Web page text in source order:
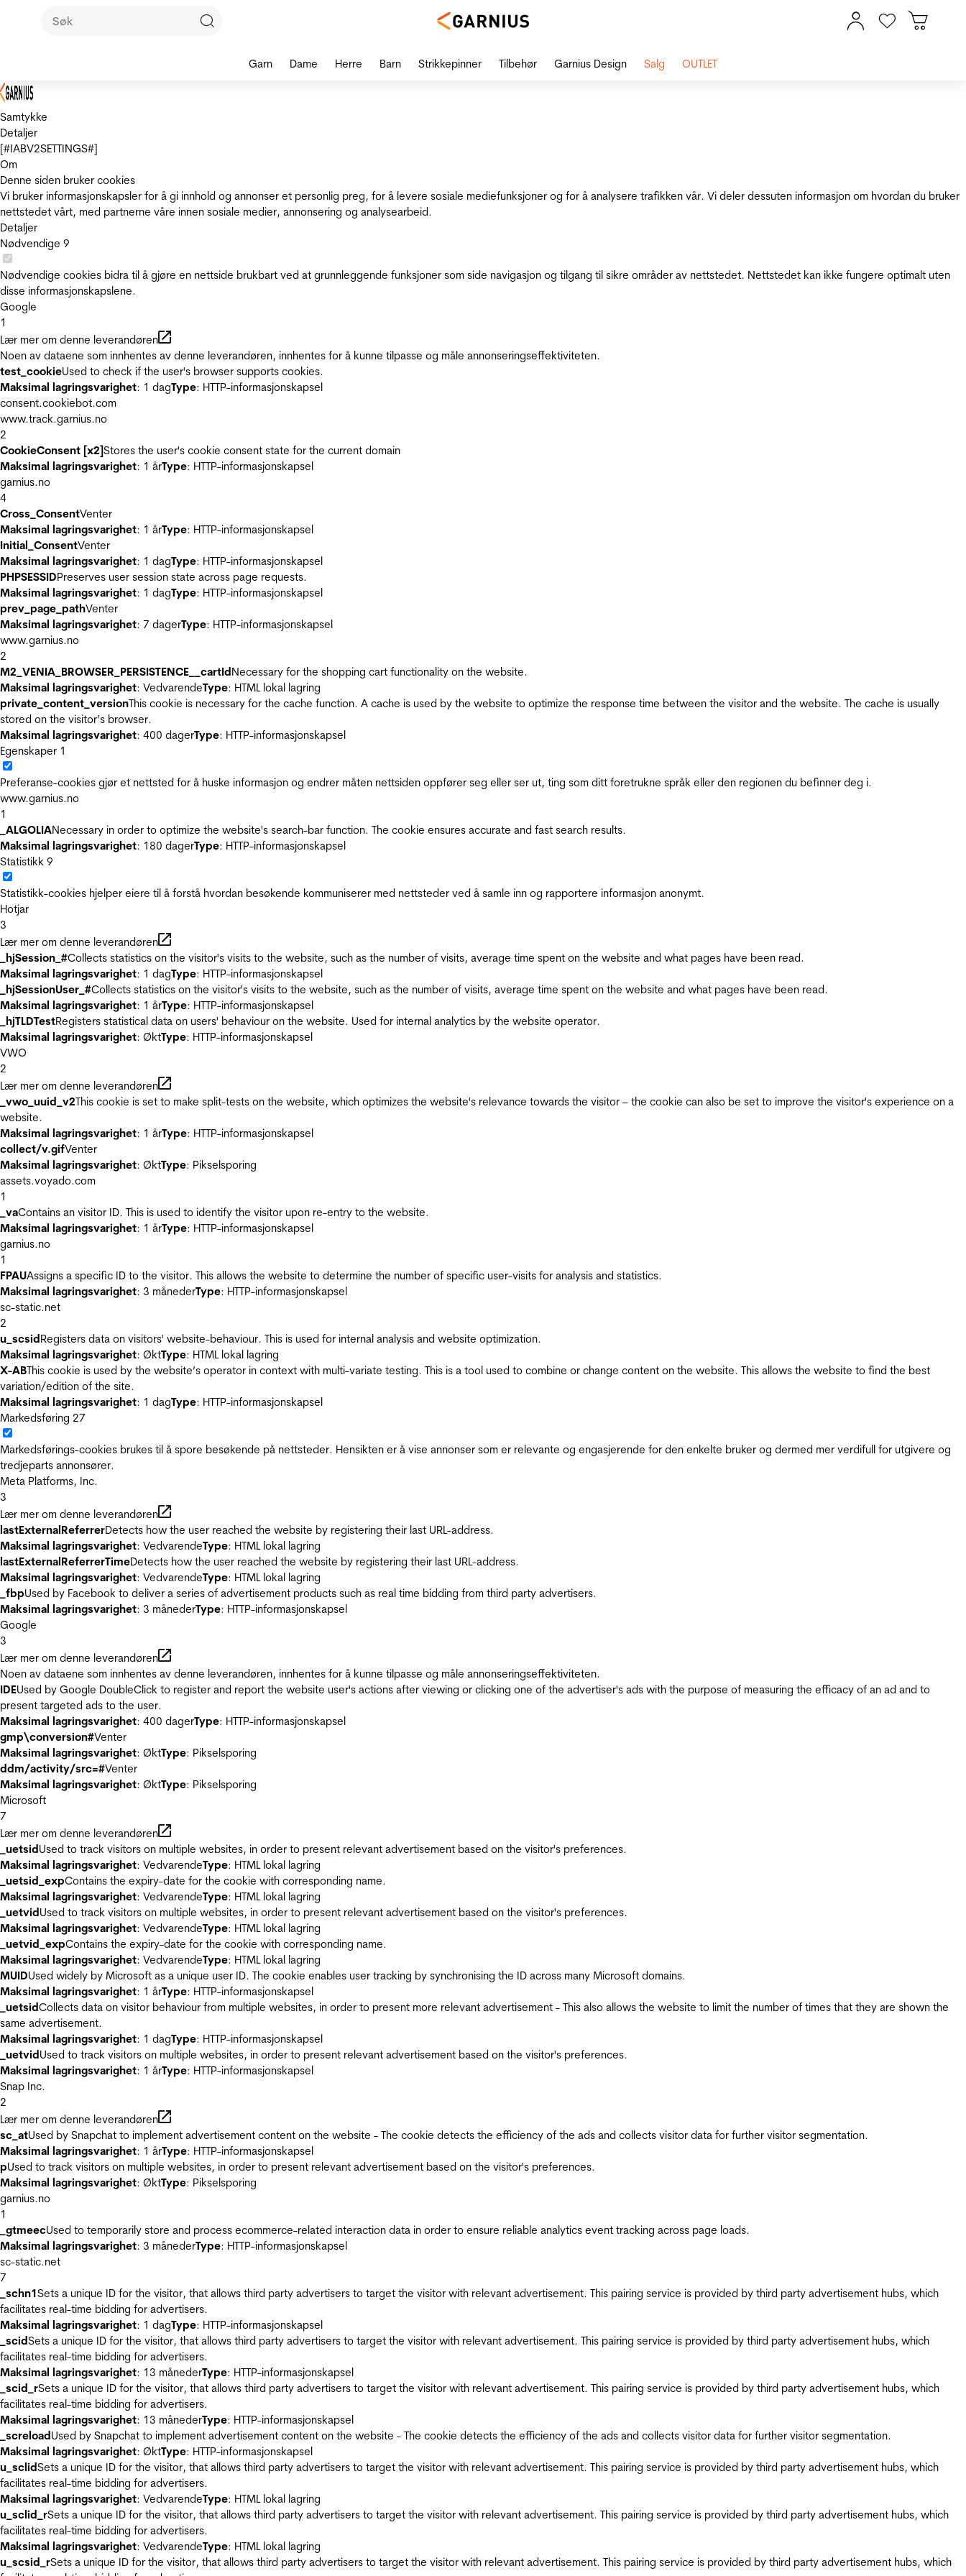
Samtykke
Detaljer
[#IABV2SETTINGS#]
Om
Denne siden bruker cookies
Vi bruker informasjonskapsler for å gi innhold og annonser et personlig preg, for å levere sosiale mediefunksjoner og for å analysere trafikken vår. Vi deler dessuten informasjon om hvordan du bruker
nettstedet vårt, med partnerne våre innen sosiale medier, annonsering og analysearbeid.
Detaljer
Nødvendige 9
Nødvendige cookies bidra til å gjøre en nettside brukbart ved at grunnleggende funksjoner som side navigasjon og tilgang til sikre områder av nettstedet. Nettstedet kan ikke fungere optimalt uten
disse informasjonskapslene.
Google
1
Lær mer om denne leverandøren
Noen av dataene som innhentes av denne leverandøren, innhentes for å kunne tilpasse og måle annonseringseffektiviteten.
test_cookieUsed to check if the user's browser supports cookies.
Maksimal lagringsvarighet: 1 dagType: HTTP-informasjonskapsel
consent.cookiebot.com
www.track.garnius.no
2
CookieConsent [x2]Stores the user's cookie consent state for the current domain
Maksimal lagringsvarighet: 1 årType: HTTP-informasjonskapsel
garnius.no
4
Cross_ConsentVenter
Maksimal lagringsvarighet: 1 årType: HTTP-informasjonskapsel
Initial_ConsentVenter
Maksimal lagringsvarighet: 1 dagType: HTTP-informasjonskapsel
PHPSESSIDPreserves user session state across page requests.
Maksimal lagringsvarighet: 1 dagType: HTTP-informasjonskapsel
prev_page_pathVenter
Maksimal lagringsvarighet: 7 dagerType: HTTP-informasjonskapsel
www.garnius.no
2
M2_VENIA_BROWSER_PERSISTENCE__cartIdNecessary for the shopping cart functionality on the website.
Maksimal lagringsvarighet: VedvarendeType: HTML lokal lagring
private_content_versionThis cookie is necessary for the cache function. A cache is used by the website to optimize the response time between the visitor and the website. The cache is usually
stored on the visitor’s browser.
Maksimal lagringsvarighet: 400 dagerType: HTTP-informasjonskapsel
Egenskaper 1
Preferanse-cookies gjør et nettsted for å huske informasjon og endrer måten nettsiden oppfører seg eller ser ut, ting som ditt foretrukne språk eller den regionen du befinner deg i.
www.garnius.no
1
_ALGOLIANecessary in order to optimize the website's search-bar function. The cookie ensures accurate and fast search results.
Maksimal lagringsvarighet: 180 dagerType: HTTP-informasjonskapsel
Statistikk 9
Statistikk-cookies hjelper eiere til å forstå hvordan besøkende kommuniserer med nettsteder ved å samle inn og rapportere informasjon anonymt.
Hotjar
3
Lær mer om denne leverandøren
_hjSession_#Collects statistics on the visitor's visits to the website, such as the number of visits, average time spent on the website and what pages have been read.
Maksimal lagringsvarighet: 1 dagType: HTTP-informasjonskapsel
_hjSessionUser_#Collects statistics on the visitor's visits to the website, such as the number of visits, average time spent on the website and what pages have been read.
Maksimal lagringsvarighet: 1 årType: HTTP-informasjonskapsel
_hjTLDTestRegisters statistical data on users' behaviour on the website. Used for internal analytics by the website operator.
Maksimal lagringsvarighet: ØktType: HTTP-informasjonskapsel
VWO
2
Lær mer om denne leverandøren
_vwo_uuid_v2This cookie is set to make split-tests on the website, which optimizes the website's relevance towards the visitor – the cookie can also be set to improve the visitor's experience on a
website.
Maksimal lagringsvarighet: 1 årType: HTTP-informasjonskapsel
collect/v.gifVenter
Maksimal lagringsvarighet: ØktType: Pikselsporing
assets.voyado.com
1
_vaContains an visitor ID. This is used to identify the visitor upon re-entry to the website.
Maksimal lagringsvarighet: 1 årType: HTTP-informasjonskapsel
garnius.no
1
FPAUAssigns a specific ID to the visitor. This allows the website to determine the number of specific user-visits for analysis and statistics.
Maksimal lagringsvarighet: 3 månederType: HTTP-informasjonskapsel
sc-static.net
2
u_scsidRegisters data on visitors' website-behaviour. This is used for internal analysis and website optimization.
Maksimal lagringsvarighet: ØktType: HTML lokal lagring
X-ABThis cookie is used by the website’s operator in context with multi-variate testing. This is a tool used to combine or change content on the website. This allows the website to find the best
variation/edition of the site.
Maksimal lagringsvarighet: 1 dagType: HTTP-informasjonskapsel
Markedsføring 27
Markedsførings-cookies brukes til å spore besøkende på nettsteder. Hensikten er å vise annonser som er relevante og engasjerende for den enkelte bruker og dermed mer verdifull for utgivere og
tredjeparts annonsører.
Meta Platforms, Inc.
3
Lær mer om denne leverandøren
lastExternalReferrerDetects how the user reached the website by registering their last URL-address.
Maksimal lagringsvarighet: VedvarendeType: HTML lokal lagring
lastExternalReferrerTimeDetects how the user reached the website by registering their last URL-address.
Maksimal lagringsvarighet: VedvarendeType: HTML lokal lagring
_fbpUsed by Facebook to deliver a series of advertisement products such as real time bidding from third party advertisers.
Maksimal lagringsvarighet: 3 månederType: HTTP-informasjonskapsel
Google
3
Lær mer om denne leverandøren
Noen av dataene som innhentes av denne leverandøren, innhentes for å kunne tilpasse og måle annonseringseffektiviteten.
IDEUsed by Google DoubleClick to register and report the website user's actions after viewing or clicking one of the advertiser's ads with the purpose of measuring the efficacy of an ad and to
present targeted ads to the user.
Maksimal lagringsvarighet: 400 dagerType: HTTP-informasjonskapsel
gmp\conversion#Venter
Maksimal lagringsvarighet: ØktType: Pikselsporing
ddm/activity/src=#Venter
Maksimal lagringsvarighet: ØktType: Pikselsporing
Microsoft
7
Lær mer om denne leverandøren
_uetsidUsed to track visitors on multiple websites, in order to present relevant advertisement based on the visitor's preferences.
Maksimal lagringsvarighet: VedvarendeType: HTML lokal lagring
_uetsid_expContains the expiry-date for the cookie with corresponding name.
Maksimal lagringsvarighet: VedvarendeType: HTML lokal lagring
_uetvidUsed to track visitors on multiple websites, in order to present relevant advertisement based on the visitor's preferences.
Maksimal lagringsvarighet: VedvarendeType: HTML lokal lagring
_uetvid_expContains the expiry-date for the cookie with corresponding name.
Maksimal lagringsvarighet: VedvarendeType: HTML lokal lagring
MUIDUsed widely by Microsoft as a unique user ID. The cookie enables user tracking by synchronising the ID across many Microsoft domains.
Maksimal lagringsvarighet: 1 årType: HTTP-informasjonskapsel
_uetsidCollects data on visitor behaviour from multiple websites, in order to present more relevant advertisement - This also allows the website to limit the number of times that they are shown the
same advertisement.
Maksimal lagringsvarighet: 1 dagType: HTTP-informasjonskapsel
_uetvidUsed to track visitors on multiple websites, in order to present relevant advertisement based on the visitor's preferences.
Maksimal lagringsvarighet: 1 årType: HTTP-informasjonskapsel
Snap Inc.
2
Lær mer om denne leverandøren
sc_atUsed by Snapchat to implement advertisement content on the website - The cookie detects the efficiency of the ads and collects visitor data for further visitor segmentation.
Maksimal lagringsvarighet: 1 årType: HTTP-informasjonskapsel
pUsed to track visitors on multiple websites, in order to present relevant advertisement based on the visitor's preferences.
Maksimal lagringsvarighet: ØktType: Pikselsporing
garnius.no
1
_gtmeecUsed to temporarily store and process ecommerce-related interaction data in order to ensure reliable analytics event tracking across page loads.
Maksimal lagringsvarighet: 3 månederType: HTTP-informasjonskapsel
sc-static.net
7
_schn1Sets a unique ID for the visitor, that allows third party advertisers to target the visitor with relevant advertisement. This pairing service is provided by third party advertisement hubs, which
facilitates real-time bidding for advertisers.
Maksimal lagringsvarighet: 1 dagType: HTTP-informasjonskapsel
_scidSets a unique ID for the visitor, that allows third party advertisers to target the visitor with relevant advertisement. This pairing service is provided by third party advertisement hubs, which
facilitates real-time bidding for advertisers.
Maksimal lagringsvarighet: 13 månederType: HTTP-informasjonskapsel
_scid_rSets a unique ID for the visitor, that allows third party advertisers to target the visitor with relevant advertisement. This pairing service is provided by third party advertisement hubs, which
facilitates real-time bidding for advertisers.
Maksimal lagringsvarighet: 13 månederType: HTTP-informasjonskapsel
_screloadUsed by Snapchat to implement advertisement content on the website - The cookie detects the efficiency of the ads and collects visitor data for further visitor segmentation.
Maksimal lagringsvarighet: ØktType: HTTP-informasjonskapsel
u_sclidSets a unique ID for the visitor, that allows third party advertisers to target the visitor with relevant advertisement. This pairing service is provided by third party advertisement hubs, which
facilitates real-time bidding for advertisers.
Maksimal lagringsvarighet: VedvarendeType: HTML lokal lagring
u_sclid_rSets a unique ID for the visitor, that allows third party advertisers to target the visitor with relevant advertisement. This pairing service is provided by third party advertisement hubs, which
facilitates real-time bidding for advertisers.
Maksimal lagringsvarighet: VedvarendeType: HTML lokal lagring
u_scsid_rSets a unique ID for the visitor, that allows third party advertisers to target the visitor with relevant advertisement. This pairing service is provided by third party advertisement hubs, which
Garn Dame Herre Barn Strikkepinner Tilbehør Garnius Design Salg OUTLET